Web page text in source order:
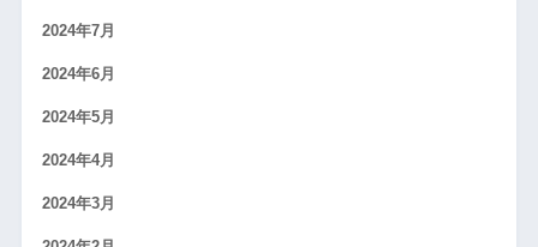
2024年7月
2024年6月
2024年5月
2024年4月
2024年3月